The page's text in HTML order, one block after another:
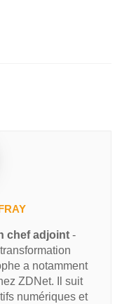
chef adjoint -
a notamment
ZDNet. Il suit
numériques et